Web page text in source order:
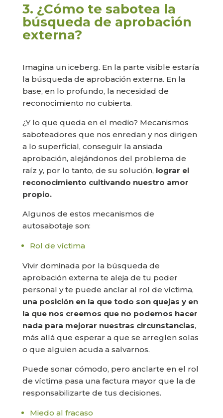
3. ¿Cómo te sabotea la
búsqueda de aprobación
externa?
Imagina un iceberg. En la parte visible estaría
la búsqueda de aprobación externa. En la
base, en lo profundo, la necesidad de
reconocimiento no cubierta.
¿Y lo que queda en el medio? Mecanismos
saboteadores que nos enredan y nos dirigen
a lo superficial, conseguir la ansiada
aprobación, alejándonos del problema de
raíz y, por lo tanto, de su solución, lograr el
reconocimiento cultivando nuestro amor
propio.
Algunos de estos mecanismos de
autosabotaje son:
Rol de víctima
Vivir dominada por la búsqueda de
aprobación externa te aleja de tu poder
personal y te puede anclar al rol de víctima,
una posición en la que todo son quejas y en
la que nos creemos que no podemos hacer
nada para mejorar nuestras circunstancias,
más allá que esperar a que se arreglen solas
o que alguien acuda a salvarnos.
Puede sonar cómodo, pero anclarte en el rol
de víctima pasa una factura mayor que la de
responsabilizarte de tus decisiones.
Miedo al fracaso